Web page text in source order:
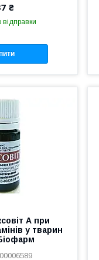
₴
відправки
А при
у тварин